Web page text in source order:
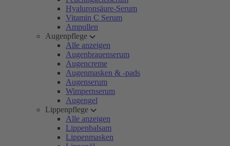
Hyaluronsäure-Serum
Vitamin C Serum
Ampullen
Augenpflege
Alle anzeigen
Augenbrauenserum
Augencreme
Augenmasken & -pads
Augenserum
Wimpernserum
Augengel
Lippenpflege
Alle anzeigen
Lippenbalsam
Lippenmasken